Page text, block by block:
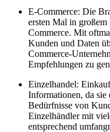
E-Commerce: Die
ersten Mal in
Commerce. Mit
Kunden und Daten
Commerce-
Empfehlungen zu
Einzelhandel:
Informationen, da sie
Bedürfnisse von
Einzelhändler mit
entsprechend